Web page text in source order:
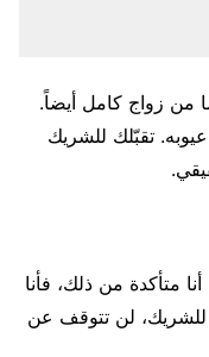
من زواج كامل أيضاً.
تقبّلك للشريك
متأكدة من ذلك، فأنا
للشريك، لن تتوقف عن